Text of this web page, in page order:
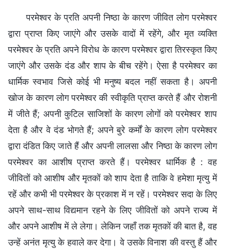
परमेश्वर के प्रति अपनी निष्ठा के कारण जीवित लोग परमेश्वर
द्वारा प्राप्त किए जाएंगे और उसके वादों में रहेंगे, और मृत व्यक्ति
परमेश्वर के प्रति अपने विरोध के कारण परमेश्वर द्वारा तिरस्कृत किए
जाएंगे और उसके दंड और शाप के बीच रहेंगे। ऐसा है परमेश्वर का
धार्मिक स्वभाव जिसे कोई भी मनुष्य बदल नहीं सकता है। अपनी
खोज के कारण लोग परमेश्वर की स्वीकृति प्राप्त करते हैं और रोशनी
में जीते हैं; अपनी कुटिल साजिशों के कारण लोगों को परमेश्वर शाप
देता है और वे दंड भोगते हैं; अपने बुरे कर्मों के कारण लोग परमेश्वर
द्वारा दंडित किए जाते हैं और अपनी लालसा और निष्ठा के कारण लोग
परमेश्वर का आशीष प्राप्त करते हैं। परमेश्वर धार्मिक है : वह
जीवितों को आशीष और मृतकों को शाप देता है ताकि वे हमेशा मृत्यु में
रहें और कभी भी परमेश्वर के प्रकाश में न रहें। परमेश्वर सदा के लिए
अपने साथ-साथ विद्यमान रहने के लिए जीवितों को अपने राज्य में
और अपने आशीष में ले लेगा। लेकिन जहाँ तक मृतकों की बात है, वह
उन्हें अनंत मृत्यु के हवाले कर देगा। वे उसके विनाश की वस्तु हैं और